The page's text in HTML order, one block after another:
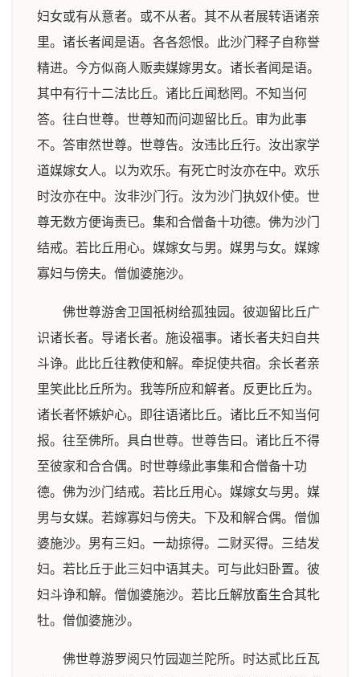
妇女或有从意者。或不从者。其不从者展转语诸亲
里。诸长者闻是语。各各怨恨。此沙门释子自称誉
精进。今方似商人贩卖媒嫁男女。诸长者闻是语。
其中有行十二法比丘。诸比丘闻愁罔。不知当何
答。往白世尊。世尊知而问迦留比丘。审为此事
不。答审然世尊。世尊告。汝违比丘行。汝出家学
道媒嫁女人。以为欢乐。有死亡时汝亦在中。欢乐
时汝亦在中。汝非沙门行。汝为沙门执奴仆使。世
尊无数方便诲责已。集和合僧备十功德。佛为沙门
结戒。若比丘用心。媒嫁女与男。媒男与女。媒嫁
寡妇与傍夫。僧伽婆施沙。
佛世尊游舍卫国祇树给孤独园。彼迦留比丘广
识诸长者。导诸长者。施设福事。诸长者夫妇自共
斗诤。此比丘往教使和解。牵捉使共宿。余长者亲
里笑此比丘所为。我等所应和解者。反更比丘为。
诸长者怀嫉妒心。即往语诸比丘。诸比丘不知当何
报。往至佛所。具白世尊。世尊告曰。诸比丘不得
至彼家和合合偶。时世尊缘此事集和合僧备十功
德。佛为沙门结戒。若比丘用心。媒嫁女与男。媒
男与女媒。若嫁寡妇与傍夫。下及和解合偶。僧伽
婆施沙。男有三妇。一劫掠得。二财买得。三结发
妇。若比丘于此三妇中语其夫。可与此妇卧置。彼
妇斗诤和解。僧伽婆施沙。若比丘解放畜生合其牝
牡。僧伽婆施沙。
佛世尊游罗阅只竹园迦兰陀所。时达贰比丘瓦